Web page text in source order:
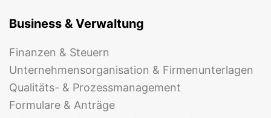
Business & Verwaltung
Finanzen & Steuern
Unternehmensorganisation & Firmenunterlagen
Qualitäts- & Prozessmanagement
Formulare & Anträge